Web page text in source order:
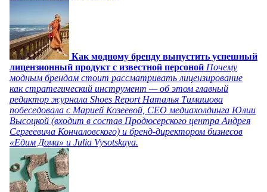
Как модному бренду выпустить успешный
лицензионный продукт с известной персоной Почему
модным брендам стоит рассматривать лицензирование
как стратегический инструмент — об этом главный
редактор журнала Shoes Report Наталья Тимашова
побеседовала с Марией Козеевой, СЕО медиахолдинга Юлии
Высоцкой (входит в состав Продюсерского центра Андрея
Сергеевича Кончаловского) и бренд-директором бизнесов
«Едим Дома» и Julia Vysotskaya.